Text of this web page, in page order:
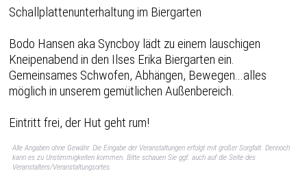
Schallplattenunterhaltung im Biergarten
Bodo Hansen aka Syncboy lädt zu einem lauschigen
Kneipenabend in den Ilses Erika Biergarten ein.
Gemeinsames Schwofen, Abhängen, Bewegen...alles
möglich in unserem gemütlichen Außenbereich.
Eintritt frei, der Hut geht rum!
Alle Angaben ohne Gewähr. Die Eingabe der Veranstaltungen erfolgt mit großer Sorgfalt. Dennoch
kann es zu Unstimmigkeiten kommen. Bitte schauen Sie ggf. auch auf die Seite des
Veranstalters/Veranstaltungsortes.